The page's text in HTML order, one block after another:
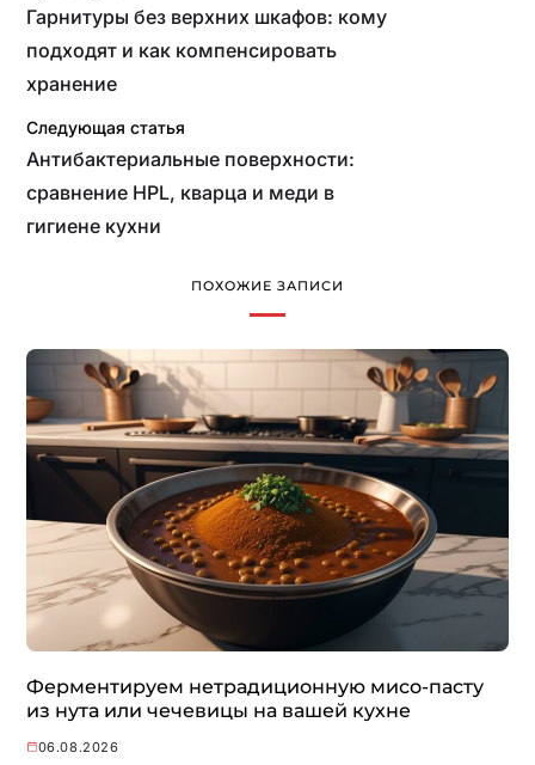
Гарнитуры без верхних шкафов: кому
подходят и как компенсировать
хранение
Следующая статья
Антибактериальные поверхности:
сравнение HPL, кварца и меди в
гигиене кухни
ПОХОЖИЕ ЗАПИСИ
Ферментируем нетрадиционную мисо-пасту
из нута или чечевицы на вашей кухне
06.08.2026